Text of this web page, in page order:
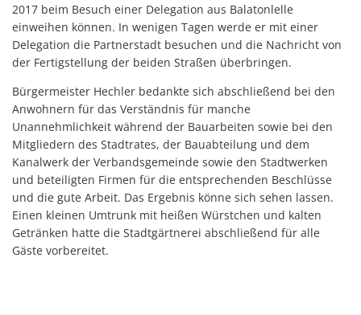
2017 beim Besuch einer Delegation aus Balatonlelle
einweihen können. In wenigen Tagen werde er mit einer
Delegation die Partnerstadt besuchen und die Nachricht von
der Fertigstellung der beiden Straßen überbringen.
Bürgermeister Hechler bedankte sich abschließend bei den
Anwohnern für das Verständnis für manche
Unannehmlichkeit während der Bauarbeiten sowie bei den
Mitgliedern des Stadtrates, der Bauabteilung und dem
Kanalwerk der Verbandsgemeinde sowie den Stadtwerken
und beteiligten Firmen für die entsprechenden Beschlüsse
und die gute Arbeit. Das Ergebnis könne sich sehen lassen.
Einen kleinen Umtrunk mit heißen Würstchen und kalten
Getränken hatte die Stadtgärtnerei abschließend für alle
Gäste vorbereitet.